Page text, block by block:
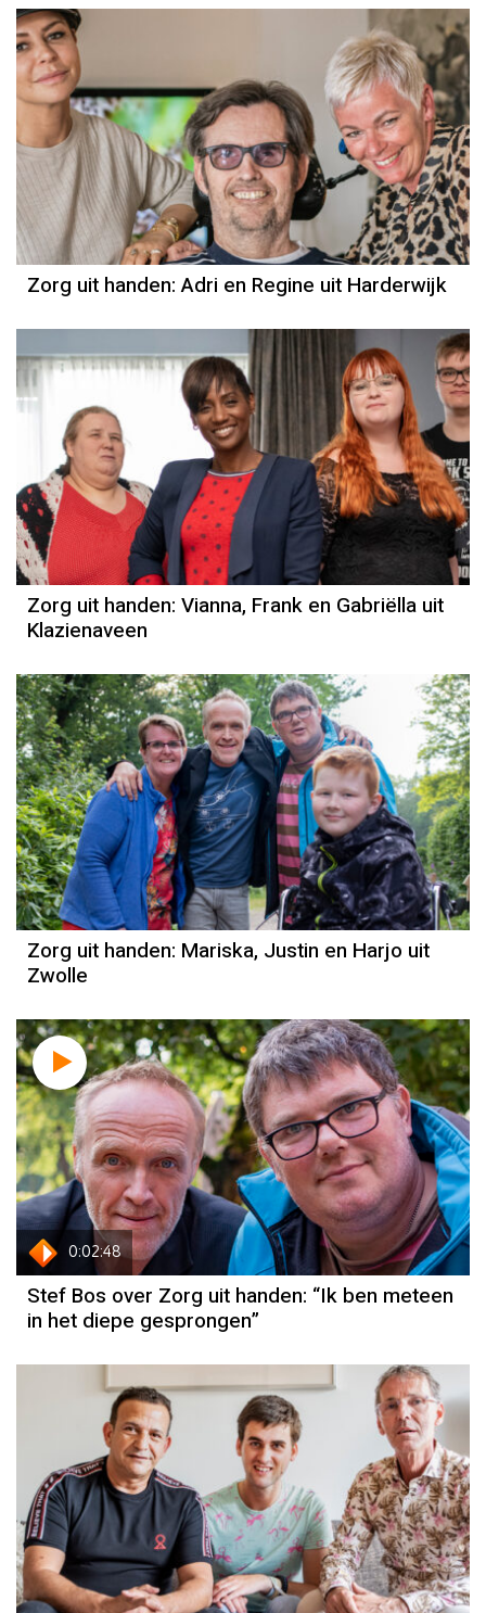
Zorg uit handen: Adri en Regine uit Harderwijk
Zorg uit handen: Vianna, Frank en Gabriëlla uit
Klazienaveen
Zorg uit handen: Mariska, Justin en Harjo uit
Zwolle
0:02:48
Stef Bos over Zorg uit handen: “Ik ben meteen
in het diepe gesprongen”